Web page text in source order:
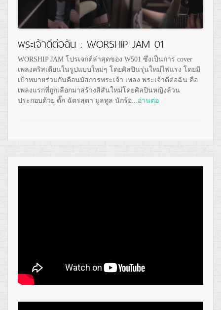
พระเจ้าดีต่อฉัน : WORSHIP JAM 01
WORSHIP JAM โปรเจกต์ล่าสุดของ W501 ซึ่งเป็นการ cover
เพลงคริสเตียนในรูปแบบใหม่ๆ โดยศิลปินรุ่นใหม่ไฟแรง โดยมี
เป้าหมายร่วมกันคือนมัสการพระเจ้า เพลง พระเจ้าดีต่อฉัน คือ
เพลงแรกที่ถูกเลือกมาสร้างสีสันใหม่โดยศิลปินหญิงล้วน
ประกอบด้วย ตั๊ก ฉัตรสุดา มูลทูล นักร้อ... อ่านต่อ